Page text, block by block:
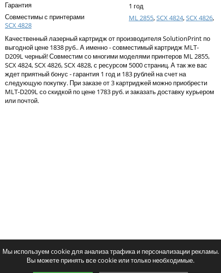
Xerox
Для франкировальной машины
Ленточные картриджи
Тонер и девелопер
Гарантия
1 год
Совместимы с принтерами
ML 2855,SCX 4824,SCX 4826,
SCX 4828
Качественный лазерный картридж от производителя SolutionPrint по
выгодной цене 1838 руб.. А именно - совместимый картридж MLT-
D209L черный! Совместим со многими моделями принтеров ML 2855,
SCX 4824, SCX 4826, SCX 4828, с ресурсом 5000 страниц. А так же вас
ждет приятный бонус - гарантия 1 год и 183 рублей на счет на
следующую покупку. При заказе от 3 картриджей можно приобрести
MLT-D209L со скидкой по цене 1783 руб. и заказать доставку курьером
или почтой.
Введите код, указанный на картинке:
Мы используем cookie для анализа трафика и персонализации рекламы.
Вы можете принять все cookie или только необходимые.